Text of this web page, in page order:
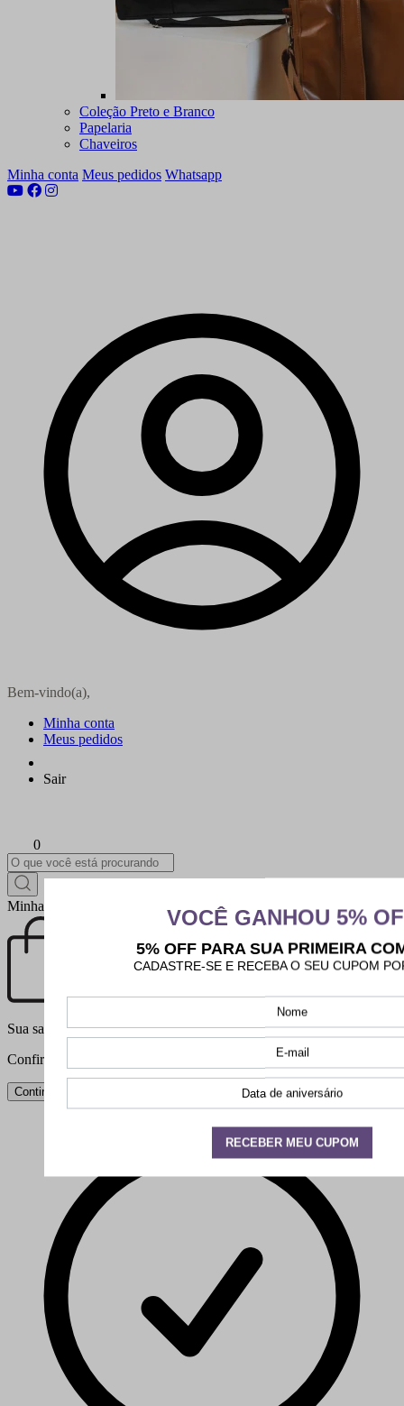
Coleção Preto e Branco
Papelaria
Chaveiros
Minha conta Meus pedidos Whatsapp
Bem-vindo(a),
Minha conta
Meus pedidos
Sair
0
Minha sacola de compras
Sua sacola está vazia
Confira as nossas
Continuar comprando